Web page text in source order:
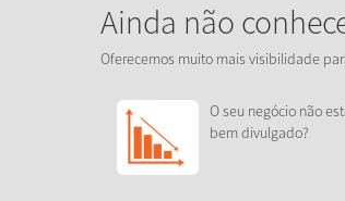
Ainda não
Oferecemos muito mais visibilidade
O seu negócio não
bem divulgado?